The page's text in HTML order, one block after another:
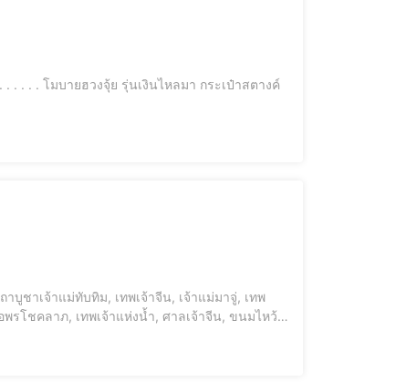
รโชคลาภ, เทพเจ้าแห่งน้ำ, ศาลเจ้าจีน, ขนมไหว้